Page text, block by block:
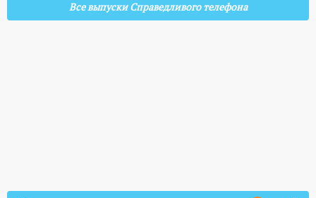
Все выпуски Справедливого телефона